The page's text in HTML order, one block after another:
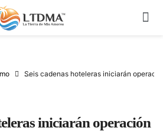
Seis cadenas hoteleras iniciarán
iniciarán operación